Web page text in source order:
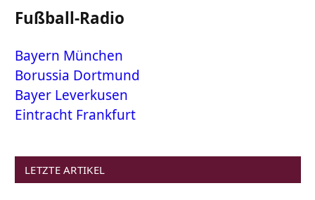
Fußball-Radio
Bayern München
Borussia Dortmund
Bayer Leverkusen
Eintracht Frankfurt
LETZTE ARTIKEL